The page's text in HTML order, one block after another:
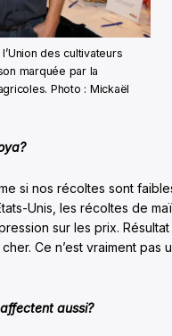
des cultivateurs
marquée par la
Photo : Mickaël
si nos récoltes sont
Unis, les récoltes de
sur les prix. Résultat
Ce n’est vraiment pas
aussi?